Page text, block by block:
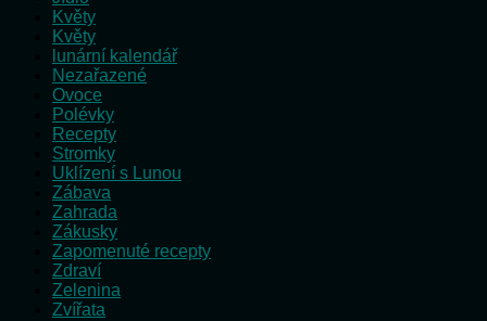
Květy
Květy
lunární kalendář
Nezařazené
Ovoce
Polévky
Recepty
Stromky
Uklízení s Lunou
Zábava
Zahrada
Zákusky
Zapomenuté recepty
Zdraví
Zelenina
Zvířata